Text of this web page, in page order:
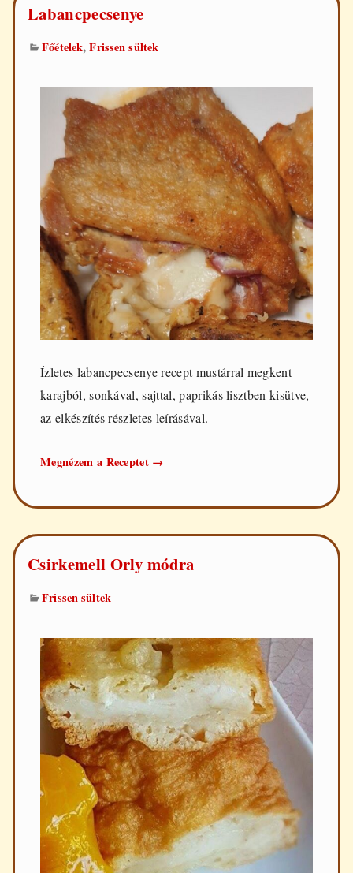
Labancpecsenye
Főételek,Frissen sültek
Ízletes labancpecsenye recept mustárral megkent
karajból, sonkával, sajttal, paprikás lisztben kisütve,
az elkészítés részletes leírásával.
Megnézem a Receptet Labancpecsenye
→
Csirkemell Orly módra
Frissen sültek